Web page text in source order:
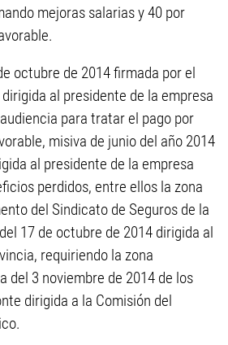
mejoras salarias y 40 por
octubre de 2014 firmada por el
al presidente de la empresa
para tratar el pago por
misiva de junio del año 2014
al presidente de la empresa
perdidos, entre ellos la zona
del Sindicato de Seguros de la
17 de octubre de 2014 dirigida al
requiriendo la zona
del 3 noviembre de 2014 de los
dirigida a la Comisión del